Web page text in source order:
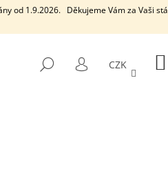
od 1.9.2026. Děkujeme Vám za Vaši
HLEDAT
PŘIHLÁŠENÍ
CZK